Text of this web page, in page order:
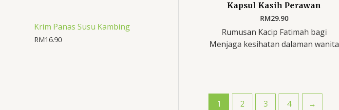
Krim Panas Susu Kambing
RM16.90
Kapsul Kasih Perawan
RM29.90
Rumusan Kacip Fatimah bagi
Menjaga kesihatan dalaman wanita
1 2 3 4 →